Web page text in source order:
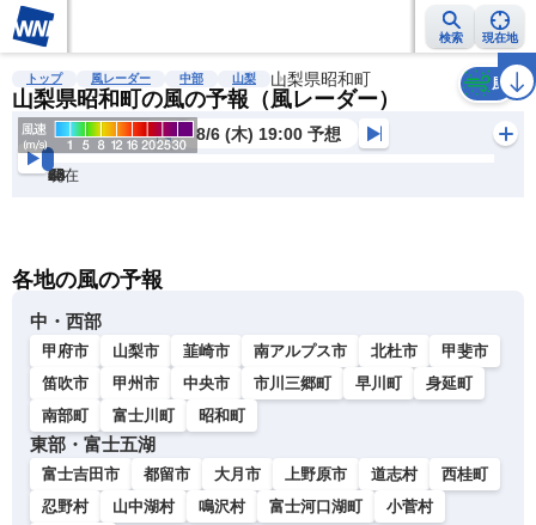
検索 現在地
雨雲レーダー 台風情報 地震情報 警報・注意報 2週間天気 ラ
トップ 風レーダー 中部 山梨 山梨県昭和町
山梨県昭和町の風の予報（風レーダー）
風
8/6 (木) 19:00 予想
現在
6h
12
24
36
48
60
72
各地の風の予報
中・西部
甲府市 山梨市 韮崎市 南アルプス市 北杜市
甲斐市
笛吹市
甲州市 中央市 市川三郷町 早川町
身延町
南部町
富士川町 昭和町
東部・富士五湖
富士吉田市 都留市 大月市 上野原市 道志村
西桂町
忍野村
山中湖村 鳴沢村 富士河口湖町
小菅村